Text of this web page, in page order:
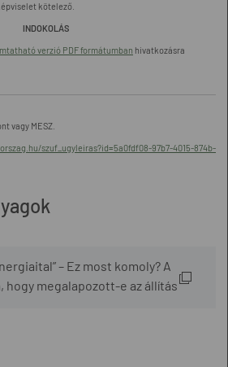
kötelező.
INDOKOLÁS
verzió PDF formátumban hivatkozásra
vagy MESZ.
szuf_ugyleiras?id=5a0fdf08-97b7-4015-874b-
– Ez most komoly? A
hogy megalapozott-e az állítás